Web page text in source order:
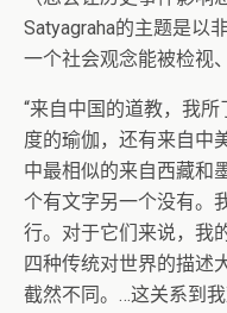
Satyagraha的主题是以
一个社会观念能被检视
“来自中国的道教，我
度的瑜伽，还有来自中
中最相似的来自西藏和
个有文字另一个没有。
行。对于它们来说，我
四种传统对世界的描述
截然不同。…这关系到